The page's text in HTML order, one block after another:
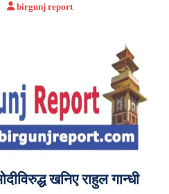
birgunj report
खनिए राहुल गान्धी